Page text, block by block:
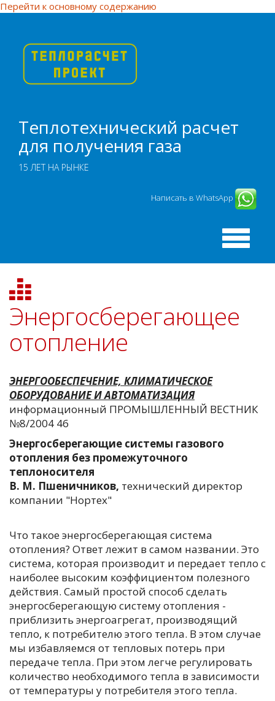
Перейти к основному содержанию
Теплотехнический расчет
для получения газа
15 ЛЕТ НА РЫНКЕ
Написать в WhatsApp
Toggle
navigation
Энергосберегающее
отопление
ЭНЕРГООБЕСПЕЧЕНИЕ, КЛИМАТИЧЕСКОЕ
ОБОРУДОВАНИЕ И АВТОМАТИЗАЦИЯ
информационный ПРОМЫШЛЕННЫЙ ВЕСТНИК
№8/2004 46
Энергосберегающие системы газового
отопления без промежуточного
теплоносителя
В. М. Пшеничников, технический директор
компании "Нортех"
Что такое энергосберегающая система
отопления? Ответ лежит в самом названии. Это
система, которая производит и передает тепло с
наиболее высоким коэффициентом полезного
действия. Самый простой способ сделать
энергосберегающую систему отопления -
приблизить энергоагрегат, производящий
тепло, к потребителю этого тепла. В этом случае
мы избавляемся от тепловых потерь при
передаче тепла. При этом легче регулировать
количество необходимого тепла в зависимости
от температуры у потребителя этого тепла.